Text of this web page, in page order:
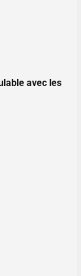
avec les